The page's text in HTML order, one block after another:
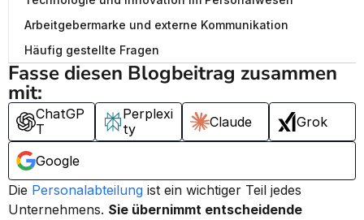
Arbeitgebermarke und externe Kommunikation
Häufig gestellte Fragen
Fasse diesen Blogbeitrag zusammen
mit:
ChatGP
T
Perplexi
ty
Claude Grok
Google
Die Personalabteilung ist ein wichtiger Teil jedes
Unternehmens. Sie übernimmt entscheidende